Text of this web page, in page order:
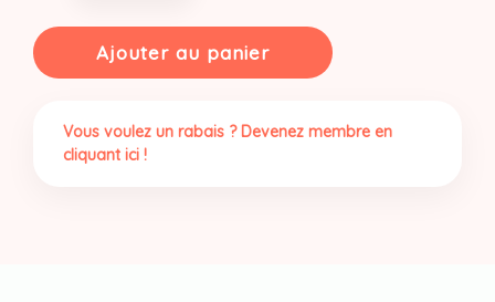
aux
olives
Ajouter au panier
Vous voulez un rabais ? Devenez membre en
cliquant ici !